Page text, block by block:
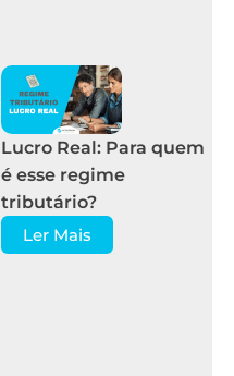
Lucro Real: Para quem
é esse regime
tributário?
Ler Mais